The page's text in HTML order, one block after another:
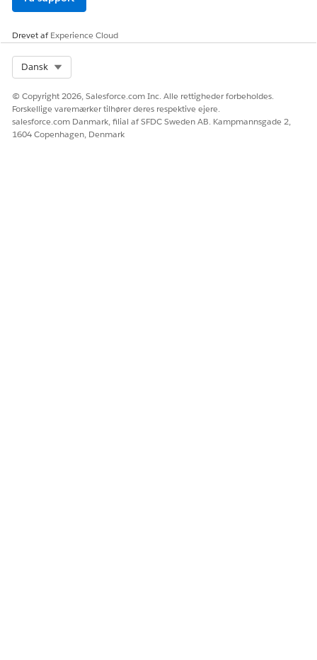
LØSTE DENNE ARTIKEL DIT PROBLEM?
Drevet afExperience Cloud
Dansk
© Copyright 2026, Salesforce.com Inc. Alle rettigheder forbeholdes.
Forskellige varemærker tilhører deres respektive ejere.
salesforce.com Danmark, filial af SFDC Sweden AB. Kampmannsgade 2,
1604 Copenhagen, Denmark